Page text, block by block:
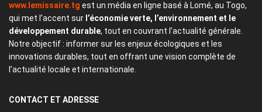
www.lemissaire.tg est un média en ligne basé à Lomé, au Togo,
qui met l’accent sur l’économie verte, l’environnement et le
développement durable, tout en couvrant l’actualité générale.
Notre objectif : informer sur les enjeux écologiques et les
innovations durables, tout en offrant une vision complète de
l’actualité locale et internationale.
CONTACT ET ADRESSE